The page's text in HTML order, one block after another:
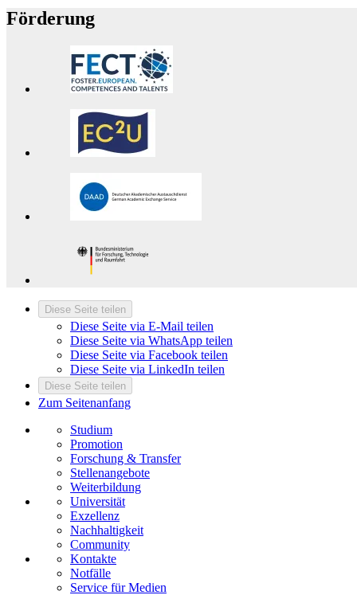
Förderung
Diese Seite teilen
Diese Seite via E-Mail teilen
Diese Seite via WhatsApp teilen
Diese Seite via Facebook teilen
Diese Seite via LinkedIn teilen
Diese Seite teilen
Zum Seitenanfang
Studium
Promotion
Forschung & Transfer
Stellenangebote
Weiterbildung
Universität
Exzellenz
Nachhaltigkeit
Community
Kontakte
Notfälle
Service für Medien